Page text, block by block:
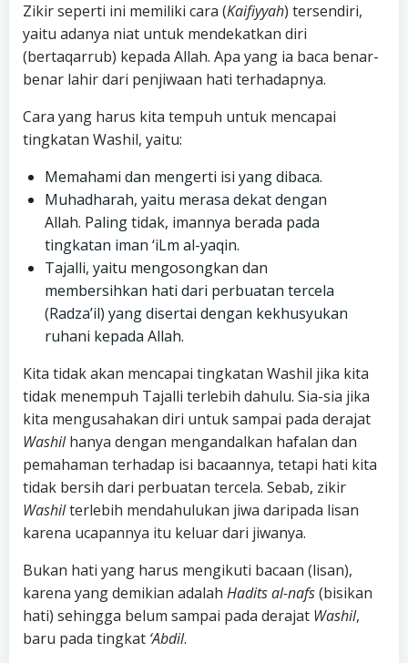
Zikir seperti ini memiliki cara (Kaifiyyah) tersendiri,
yaitu adanya niat untuk mendekatkan diri
(bertaqarrub) kepada Allah. Apa yang ia baca benar-
benar lahir dari penjiwaan hati terhadapnya.
Cara yang harus kita tempuh untuk mencapai
tingkatan Washil, yaitu:
Memahami dan mengerti isi yang dibaca.
Muhadharah, yaitu merasa dekat dengan
Allah. Paling tidak, imannya berada pada
tingkatan iman ‘iLm al-yaqin.
Tajalli, yaitu mengosongkan dan
membersihkan hati dari perbuatan tercela
(Radza’il) yang disertai dengan kekhusyukan
ruhani kepada Allah.
Kita tidak akan mencapai tingkatan Washil jika kita
tidak menempuh Tajalli terlebih dahulu. Sia-sia jika
kita mengusahakan diri untuk sampai pada derajat
Washilhanya dengan mengandalkan hafalan dan
pemahaman terhadap isi bacaannya, tetapi hati kita
tidak bersih dari perbuatan tercela. Sebab, zikir
Washilterlebih mendahulukan jiwa daripada lisan
karena ucapannya itu keluar dari jiwanya.
Bukan hati yang harus mengikuti bacaan (lisan),
karena yang demikian adalah Hadits al-nafs(bisikan
hati) sehingga belum sampai pada derajat Washil,
baru pada tingkat ‘Abdil.